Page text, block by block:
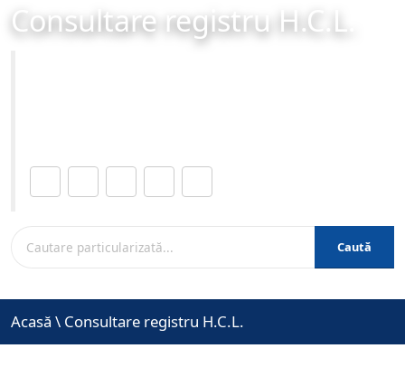
Consultare registru H.C.L.
Caută
Acasă \ Consultare registru H.C.L.